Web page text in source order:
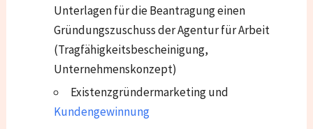
Unterlagen für die Beantragung einen
Gründungszuschuss der Agentur für Arbeit
(Tragfähigkeitsbescheinigung,
Unternehmenskonzept)
Existenzgründermarketing und
Kundengewinnung